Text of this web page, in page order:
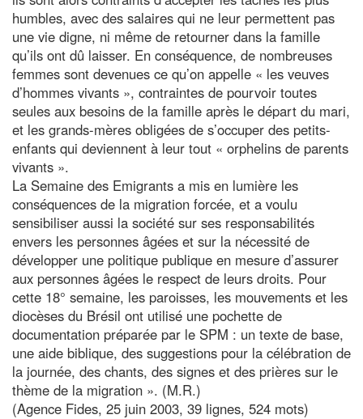
humbles, avec des salaires qui ne leur permettent pas
une vie digne, ni même de retourner dans la famille
qu’ils ont dû laisser. En conséquence, de nombreuses
femmes sont devenues ce qu’on appelle « les veuves
d’hommes vivants », contraintes de pourvoir toutes
seules aux besoins de la famille après le départ du mari,
et les grands-mères obligées de s’occuper des petits-
enfants qui deviennent à leur tout « orphelins de parents
vivants ».
La Semaine des Emigrants a mis en lumière les
conséquences de la migration forcée, et a voulu
sensibiliser aussi la société sur ses responsabilités
envers les personnes âgées et sur la nécessité de
développer une politique publique en mesure d’assurer
aux personnes âgées le respect de leurs droits. Pour
cette 18° semaine, les paroisses, les mouvements et les
diocèses du Brésil ont utilisé une pochette de
documentation préparée par le SPM : un texte de base,
une aide biblique, des suggestions pour la célébration de
la journée, des chants, des signes et des prières sur le
thème de la migration ». (M.R.)
(Agence Fides, 25 juin 2003, 39 lignes, 524 mots)